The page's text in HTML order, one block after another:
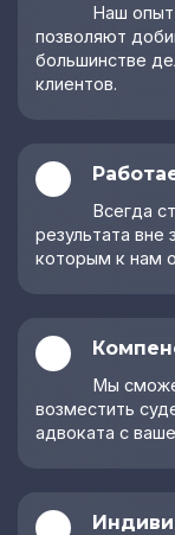
Наш
позволяют
большинстве
клиентов.
Всегда
результата вне
которым к нам
Мы
возместить
адвоката с